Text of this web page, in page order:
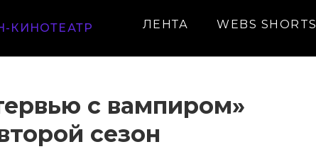
КИНОТЕАТР ЛЕНТА WEBS SHORTS
с вампиром»
сезон